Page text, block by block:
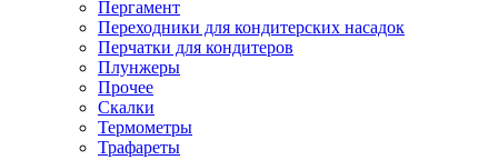
Пергамент
Переходники для кондитерских насадок
Перчатки для кондитеров
Плунжеры
Прочее
Скалки
Термометры
Трафареты